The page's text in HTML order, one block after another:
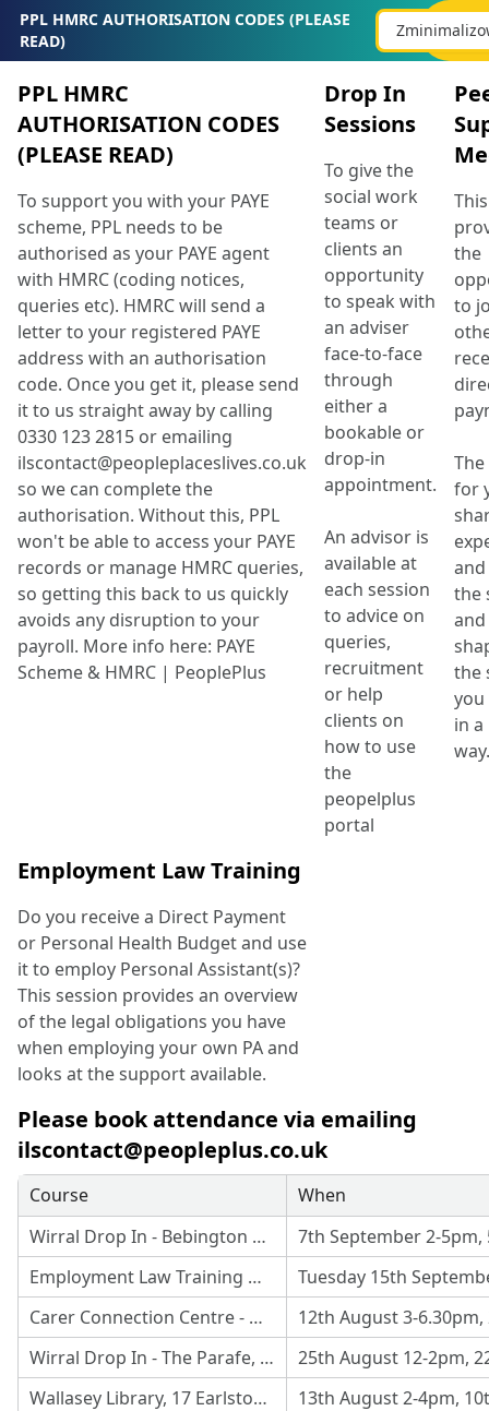
Ogłoszenie serwisowe:
PPL HMRC AUTHORISATION CODES (PLEASE
READ)
PPL HMRC
AUTHORISATION CODES
(PLEASE READ)
To support you with your PAYE
scheme, PPL needs to be
authorised as your PAYE agent
with HMRC (coding notices,
queries etc). HMRC will send a
letter to your registered PAYE
address with an authorisation
code. Once you get it, please send
it to us straight away by calling
0330 123 2815 or emailing
ilscontact@peopleplaceslives.co.uk
so we can complete the
authorisation. Without this, PPL
won't be able to access your PAYE
records or manage HMRC queries,
so getting this back to us quickly
avoids any disruption to your
payroll. More info here: PAYE
Scheme & HMRC | PeoplePlus
Drop In
Sessions
To give the
social work
teams or
clients an
opportunity
to speak with
an adviser
face-to-face
through
either a
bookable or
drop-in
appointment.
An advisor is
available at
each session
to advice on
queries,
recruitment
or help
clients on
how to use
the
peopelplus
portal
the
to
for
the
and
the
you
in a
Employment Law Training
Do you receive a Direct Payment
or Personal Health Budget and use
it to employ Personal Assistant(s)?
This session provides an overview
of the legal obligations you have
when employing your own PA and
looks at the support available.
Please book attendance via emailing
ilscontact@peopleplus.co.uk
Course
When
Wirral Drop In - Bebington Civic Centre, Towh Hall, Civic Way, Wirral CH63 7PT
Employment Law Training Workshop - Microsoft Teams (Online)
Carer Connection Centre - Greasby Library - 132 Greasby Rd, Greasby, Wirral CH49 3AT
Wirral Drop In - The Parafe, Hoylake Community Centre, 31 Hoyle Road, CH47 3AG
Wallasey Library, 17 Earlston Road New Brighton CH45 5DX